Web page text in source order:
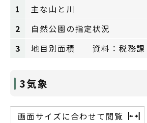
1 主な山と川
2
自然公園の指定状況
3
地目別面積 資料：税務課
3気象
画面サイズに合わせて閲覧